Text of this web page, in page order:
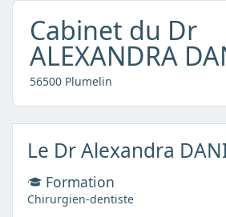
Cabinet du Dr
ALEXANDRA
56500 Plumelin
Le Dr Alexandra
Formation
Chirurgien-dentiste